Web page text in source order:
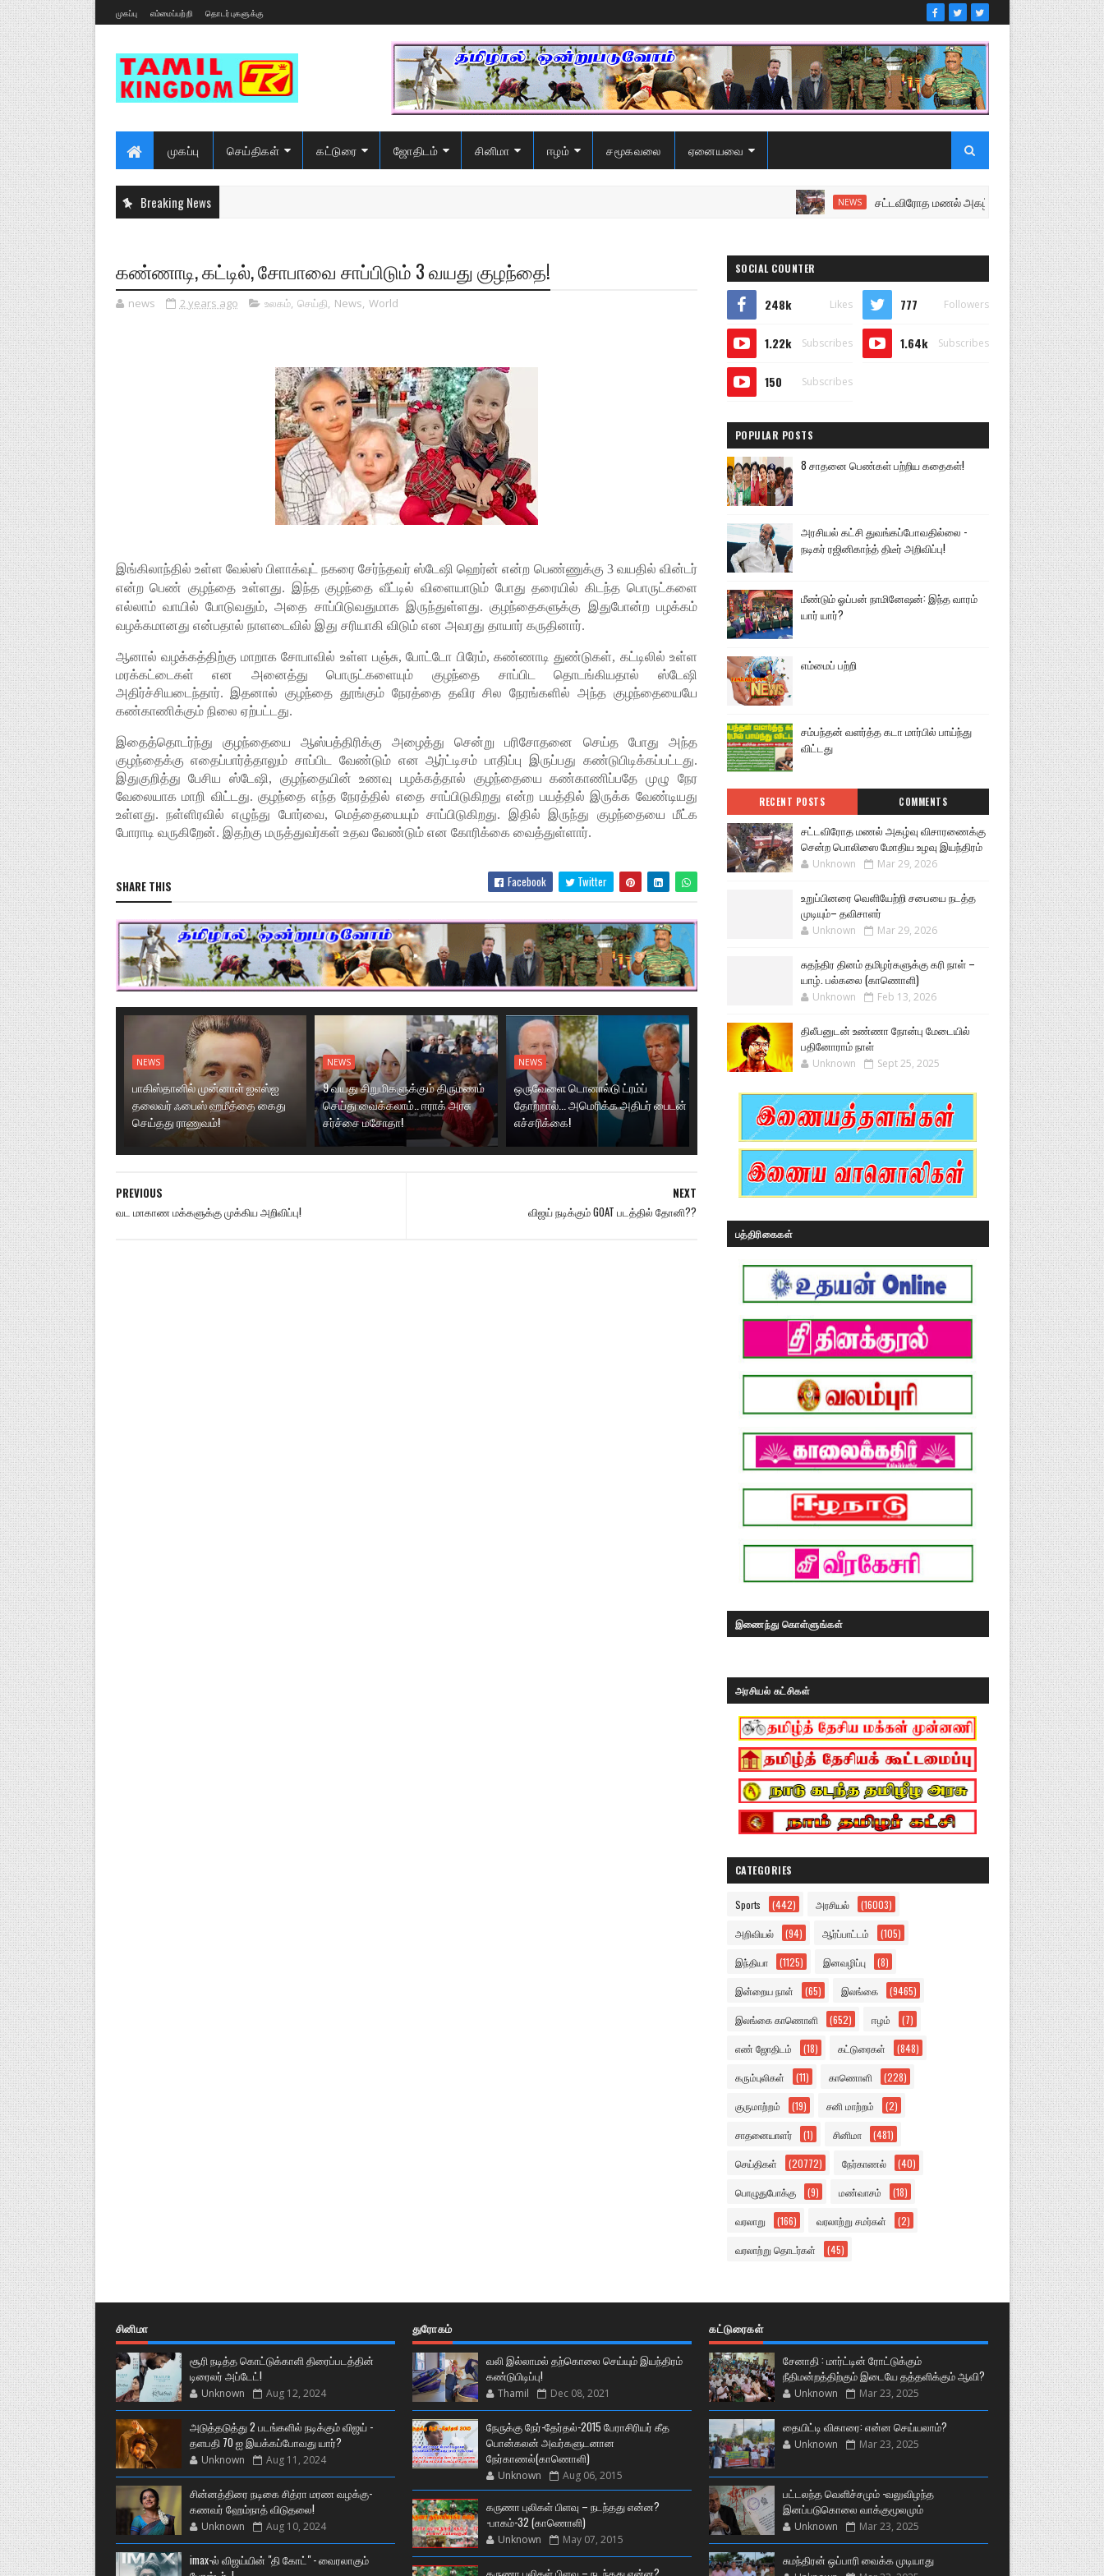
முகப்பு எம்மைப்பற்றி தொடர்புகளுக்கு
முகப்பு செய்திகள் கட்டுரை ஜோதிடம் சினிமா ஈழம் சமூகவலை ஏனையவை
Breaking News NEWS சட்டவிரோத மணல் அகழ்வு விசாரணைக்கு சென்ற
கண்ணாடி, கட்டில், சோபாவை சாப்பிடும் 3 வயது குழந்தை!
news 2 years ago உலகம், செய்தி, News, World
இங்கிலாந்தில் உள்ள வேல்ஸ் பிளாக்வுட் நகரை சேர்ந்தவர் ஸ்டேஷி ஹெர்ன் என்ற பெண்ணுக்கு 3 வயதில் வின்டர்
என்ற பெண் குழந்தை உள்ளது. இந்த குழந்தை வீட்டில் விளையாடும் போது தரையில் கிடந்த பொருட்களை
எல்லாம் வாயில் போடுவதும், அதை சாப்பிடுவதுமாக இருந்துள்ளது. குழந்தைகளுக்கு இதுபோன்ற பழக்கம்
வழக்கமானது என்பதால் நாளடைவில் இது சரியாகி விடும் என அவரது தாயார் கருதினார்.
ஆனால் வழக்கத்திற்கு மாறாக சோபாவில் உள்ள பஞ்சு, போட்டோ பிரேம், கண்ணாடி துண்டுகள், கட்டிலில் உள்ள
மரக்கட்டைகள் என அனைத்து பொருட்களையும் குழந்தை சாப்பிட தொடங்கியதால் ஸ்டேஷி
அதிர்ச்சியடைந்தார். இதனால் குழந்தை தூங்கும் நேரத்தை தவிர சில நேரங்களில் அந்த குழந்தையையே
கண்காணிக்கும் நிலை ஏற்பட்டது.
இதைத்தொடர்ந்து குழந்தையை ஆஸ்பத்திரிக்கு அழைத்து சென்று பரிசோதனை செய்த போது அந்த
குழந்தைக்கு எதைப்பார்த்தாலும் சாப்பிட வேண்டும் என ஆர்ட்டிசம் பாதிப்பு இருப்பது கண்டுபிடிக்கப்பட்டது.
இதுகுறித்து பேசிய ஸ்டேஷி, குழந்தையின் உணவு பழக்கத்தால் குழந்தையை கண்காணிப்பதே முழு நேர
வேலையாக மாறி விட்டது. குழந்தை எந்த நேரத்தில் எதை சாப்பிடுகிறது என்ற பயத்தில் இருக்க வேண்டியது
உள்ளது. நள்ளிரவில் எழுந்து போர்வை, மெத்தையையும் சாப்பிடுகிறது. இதில் இருந்து குழந்தையை மீட்க
போராடி வருகிறேன். இதற்கு மருத்துவர்கள் உதவ வேண்டும் என கோரிக்கை வைத்துள்ளார்.
SHARE THIS Facebook Twitter
NEWS
பாகிஸ்தானில் முன்னாள் ஐஎஸ்ஐ
தலைவர் ஃபைஸ் ஹமீத்தை கைது
செய்தது ராணுவம்!
NEWS
9 வயது சிறுமிகளுக்கும் திருமணம்
செய்து வைக்கலாம்.. ஈராக் அரசு
சர்ச்சை மசோதா!
NEWS
ஒருவேளை டொனால்டு ட்ரம்ப்
தோற்றால்... அமெரிக்க அதிபர் பைடன்
எச்சரிக்கை!
NEXT
விஜய் நடிக்கும் GOAT படத்தில் தோனி??
PREVIOUS
வட மாகாண மக்களுக்கு முக்கிய அறிவிப்பு!
SOCIAL COUNTER
248k Likes 777 Followers
1.22k Subscribes 1.64k Subscribes
150 Subscribes
POPULAR POSTS
8 சாதனை பெண்கள் பற்றிய கதைகள்!
அரசியல் கட்சி துவங்கப்போவதில்லை -
நடிகர் ரஜினிகாந்த் திடீர் அறிவிப்பு!
மீண்டும் ஓப்பன் நாமினேஷன்: இந்த வாரம்
யார் யார்?
எம்மைப் பற்றி
சம்பந்தன் வளர்த்த கடா மார்பில் பாய்ந்து
விட்டது
RECENT POSTS COMMENTS
சட்டவிரோத மணல் அகழ்வு விசாரணைக்கு
சென்ற பொலிஸை மோதிய உழவு இயந்திரம்
Unknown Mar 29, 2026
உறுப்பினரை வெளியேற்றி சபையை நடத்த
முடியும்– தவிசாளர்
Unknown Mar 29, 2026
சுதந்திர தினம் தமிழர்களுக்கு கரி நாள் –
யாழ். பல்கலை (காணொளி)
Unknown Feb 13, 2026
திலீபனுடன் உண்ணா நோன்பு மேடையில்
பதினோராம் நாள்
Unknown Sept 25, 2025
பத்திரிகைகள்
இணைந்து கொள்ளுங்கள்
அரசியல் கட்சிகள்
CATEGORIES
Sports (442) அரசியல் (16003)
அறிவியல் (94) ஆர்ப்பாட்டம் (105)
இந்தியா (1125) இனவழிப்பு (8)
இன்றைய நாள் (65) இலங்கை (9465)
இலங்கை காணொளி (652) ஈழம் (7)
எண் ஜோதிடம் (18) கட்டுரைகள் (848)
கரும்புலிகள் (11) காணொளி (228)
குருமாற்றம் (19) சனி மாற்றம் (2)
சாதனையாளர் (1) சினிமா (481)
செய்திகள் (20772) நேர்காணல் (40)
பொழுதுபோக்கு (9) மண்வாசம் (18)
வரலாறு (166) வரலாற்று சமர்கள் (2)
வரலாற்று தொடர்கள் (45)
சினிமா
சூரி நடித்த கொட்டுக்காளி திரைப்படத்தின்
டிரைலர் அப்டேட்!
Unknown Aug 12, 2024
அடுத்தடுத்து 2 படங்களில் நடிக்கும் விஜய் -
தளபதி 70 ஐ இயக்கப்போவது யார்?
Unknown Aug 11, 2024
சின்னத்திரை நடிகை சித்ரா மரண வழக்கு-
கணவர் ஹேம்நாத் விடுதலை!
Unknown Aug 10, 2024
imax-ல் விஜய்யின் "தி கோட்" - வைரலாகும்
துரோகம்
வலி இல்லாமல் தற்கொலை செய்யும் இயந்திரம்
கண்டுபிடிப்பு!
Thamil Dec 08, 2021
நேருக்கு நேர்-தேர்தல்-2015 பேராசிரியர் கீத
பொன்கலன் அவர்களுடனான
நேர்காணல்(காணொளி)
Unknown Aug 06, 2015
கருணா புலிகள் பிளவு – நடந்தது என்ன?
-பாகம்-32 (காணொளி)
Unknown May 07, 2015
கருணா புலிகள் பிளவு – நடந்தது என்ன?
கட்டுரைகள்
சேனாதி : மார்ட்டின் ரோட்டுக்கும்
நீதிமன்றத்திற்கும் இடையே தத்தளிக்கும் ஆவி?
Unknown Mar 23, 2025
தையிட்டி விகாரை: என்ன செய்யலாம்?
Unknown Mar 23, 2025
பட்டலந்த வெளிச்சமும் -வலுவிழந்த
இனப்படுகொலை வாக்குமூலமும்
Unknown Mar 23, 2025
சுமந்திரன் ஒப்பாரி வைக்க முடியாது